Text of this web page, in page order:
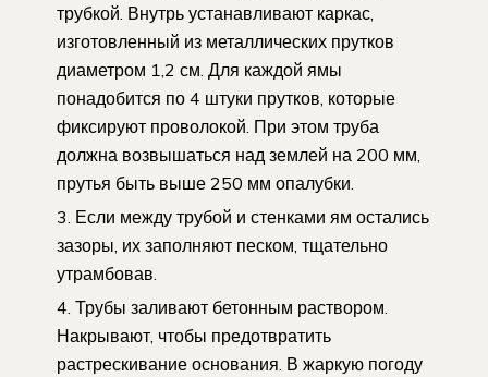
трубкой. Внутрь устанавливают каркас,
изготовленный из металлических прутков
диаметром 1,2 см. Для каждой ямы
понадобится по 4 штуки прутков, которые
фиксируют проволокой. При этом труба
должна возвышаться над землей на 200 мм,
прутья быть выше 250 мм опалубки.
Если между трубой и стенками ям остались
зазоры, их заполняют песком, тщательно
утрамбовав.
Трубы заливают бетонным раствором.
Накрывают, чтобы предотвратить
растрескивание основания. В жаркую погоду